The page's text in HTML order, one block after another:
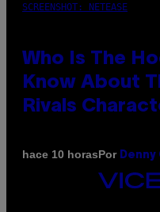
SCREENSHOT: NETEASE
Who Is The
Know About
Rivals
hace 10 horasPor
VICE
MEDIA